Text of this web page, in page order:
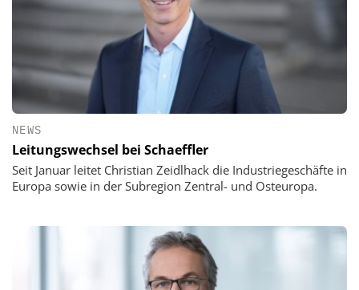
NEWS
Leitungswechsel bei Schaeffler
Seit Januar leitet Christian Zeidlhack die Industriegeschäfte in
Europa sowie in der Subregion Zentral- und Osteuropa.